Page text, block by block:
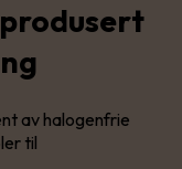
av halogenfrie
til